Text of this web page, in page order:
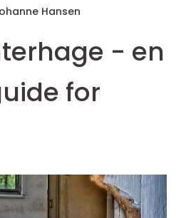
Hansen
- en
for